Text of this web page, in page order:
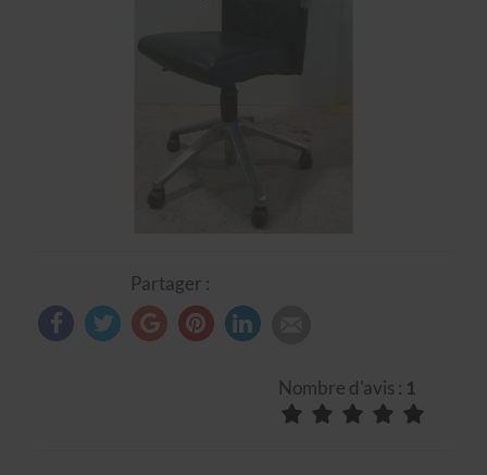
Partager :
Nombre d'avis : 1